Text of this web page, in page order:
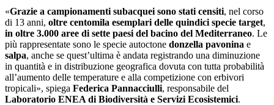
«Grazie a campionamenti subacquei sono stati censiti, nel corso
di 13 anni, oltre centomila esemplari delle quindici specie target,
in oltre 3.000 aree di sette paesi del bacino del Mediterraneo. Le
più rappresentate sono le specie autoctone donzella pavonina e
salpa, anche se quest’ultima è andata registrando una diminuzione
in quantità e in distribuzione geografica dovuta con tutta probabilità
all’aumento delle temperature e alla competizione con erbivori
tropicali», spiega Federica Pannacciulli, responsabile del
Laboratorio ENEA di Biodiversità e Servizi Ecosistemici.